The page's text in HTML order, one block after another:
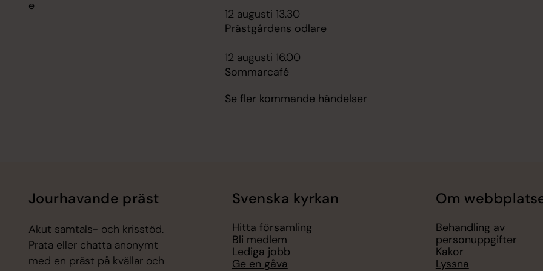
e
12 augusti 13.30
Prästgårdens odlare
12 augusti 16.00
Sommarcafé
Se fler kommande händelser
Jourhavande präst
Akut samtals- och krisstöd.
Prata eller chatta anonymt
med en präst på kvällar och
Svenska kyrkan
Hitta församling
Bli medlem
Lediga jobb
Ge en gåva
Om
Behandling av
personuppgifter
Kakor
Lyssna